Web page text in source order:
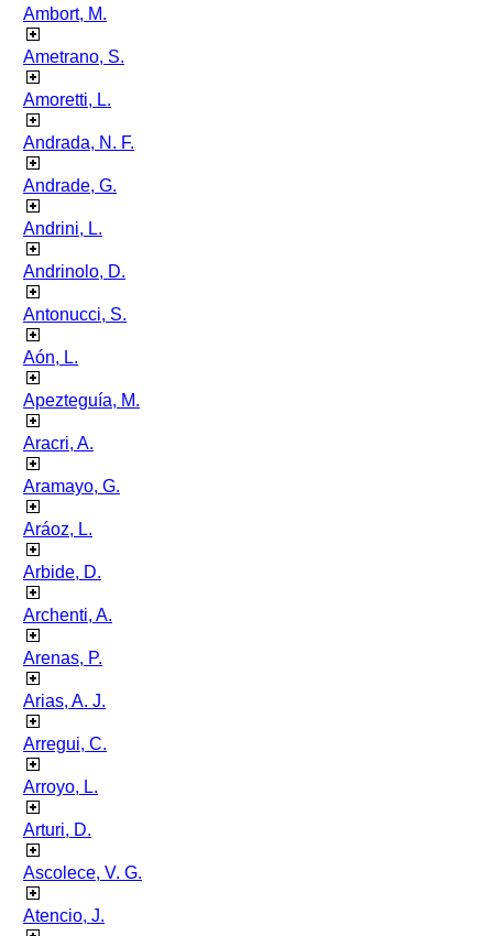
Ambort, M.
Ametrano, S.
Amoretti, L.
Andrada, N. F.
Andrade, G.
Andrini, L.
Andrinolo, D.
Antonucci, S.
Aón, L.
Apezteguía, M.
Aracri, A.
Aramayo, G.
Aráoz, L.
Arbide, D.
Archenti, A.
Arenas, P.
Arias, A. J.
Arregui, C.
Arroyo, L.
Arturi, D.
Ascolece, V. G.
Atencio, J.